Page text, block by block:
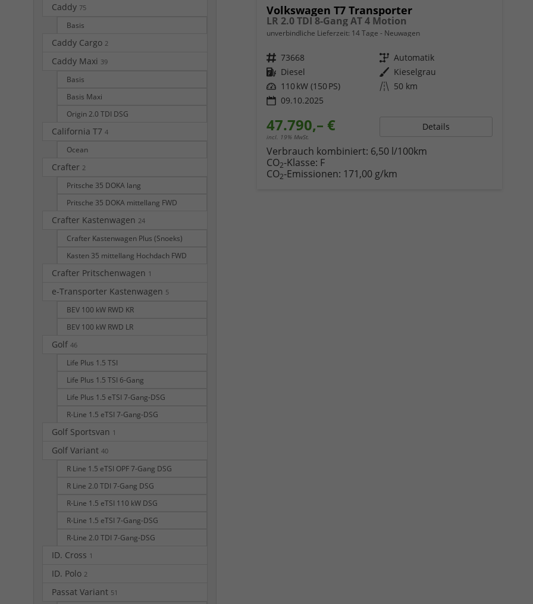
Volkswagen T7 Transporter
LR 2.0 TDI 8-Gang AT 4 Motion
unverbindliche Lieferzeit: 14 Tage Neuwagen
Fahrzeugnr. 73668 Getriebe Automatik
Kraftstoff Diesel Außenfarbe Kieselgrau
Leistung 110 kW (150 PS) Kilometerstand 50 km
09.10.2025
47.790,– €
incl. 19% MwSt.
Details
Verbrauch kombiniert: 6,50 l/100km
CO2-Klasse: F
CO2-Emissionen: 171,00 g/km
Caddy 75
Basis
Caddy Cargo 2
Caddy Maxi 39
Basis
Basis Maxi
Origin 2.0 TDI DSG
California T7 4
Ocean
Crafter 2
Pritsche 35 DOKA lang
Pritsche 35 DOKA mittellang FWD
Crafter Kastenwagen 24
Crafter Kastenwagen Plus (Snoeks)
Kasten 35 mittellang Hochdach FWD
Crafter Pritschenwagen 1
e-Transporter Kastenwagen 5
BEV 100 kW RWD KR
BEV 100 kW RWD LR
Golf 46
Life Plus 1.5 TSI
Life Plus 1.5 TSI 6-Gang
Life Plus 1.5 eTSI 7-Gang-DSG
R-Line 1.5 eTSI 7-Gang-DSG
Golf Sportsvan 1
Golf Variant 40
R Line 1.5 eTSI OPF 7-Gang DSG
R Line 2.0 TDI 7-Gang DSG
R-Line 1.5 eTSI 110 kW DSG
R-Line 1.5 eTSI 7-Gang-DSG
R-Line 2.0 TDI 7-Gang-DSG
ID. Cross 1
ID. Polo 2
Passat Variant 51